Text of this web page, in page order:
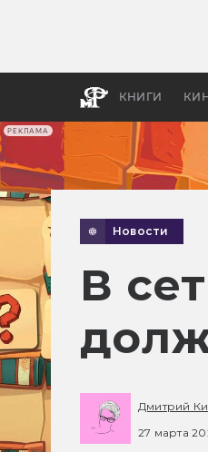
РЕКЛАМА
КНИГИ
Новости
В
Дмитрий
27 марта